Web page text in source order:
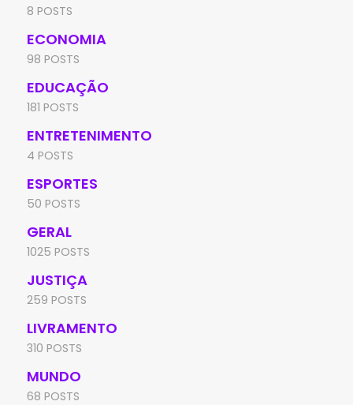
8 POSTS
ECONOMIA
98 POSTS
EDUCAÇÃO
181 POSTS
ENTRETENIMENTO
4 POSTS
ESPORTES
50 POSTS
GERAL
1025 POSTS
JUSTIÇA
259 POSTS
LIVRAMENTO
310 POSTS
MUNDO
68 POSTS